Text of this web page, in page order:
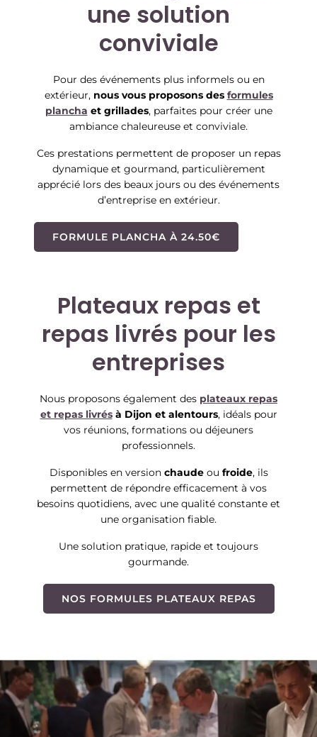
une solution
conviviale
Pour des événements plus informels ou en
extérieur, nous vous proposons des formules
plancha et grillades, parfaites pour créer une
ambiance chaleureuse et conviviale.
Ces prestations permettent de proposer un repas
dynamique et gourmand, particulièrement
apprécié lors des beaux jours ou des événements
d’entreprise en extérieur.
FORMULE PLANCHA À 24.50€
Plateaux repas et
repas livrés pour les
entreprises
Nous proposons également des plateaux repas
et repas livrésà Dijon et alentours, idéals pour
vos réunions, formations ou déjeuners
professionnels.
Disponibles en version chaudeou froide, ils
permettent de répondre efficacement à vos
besoins quotidiens, avec une qualité constante et
une organisation fiable.
Une solution pratique, rapide et toujours
gourmande.
NOS FORMULES PLATEAUX REPAS